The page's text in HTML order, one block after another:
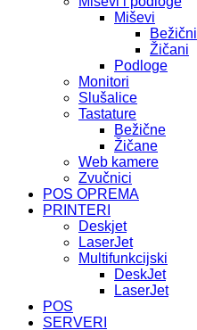
Miševi
Bežični
Žičani
Podloge
Monitori
Slušalice
Tastature
Bežične
Žičane
Web kamere
Zvučnici
POS OPREMA
PRINTERI
Deskjet
LaserJet
Multifunkcijski
DeskJet
LaserJet
POS
SERVERI